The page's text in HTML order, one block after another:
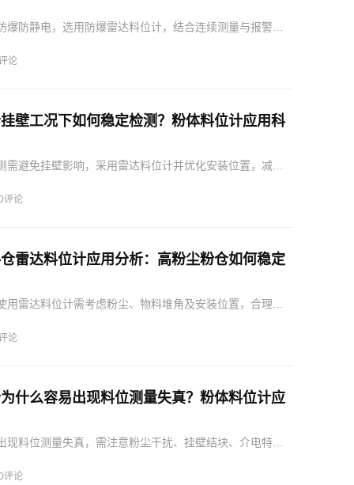
爆防静电，选用防爆雷达料位计，结合连续测量与报警保
论
壁工况下如何稳定检测？粉体料位计应用科
需避免挂壁影响，采用雷达料位计并优化安装位置，减少
评论
雷达料位计应用分析：高粉尘粉仓如何稳定
用雷达料位计需考虑粉尘、物料堆角及安装位置，合理选
论
什么容易出现料位测量失真？粉体料位计应
现料位测量失真，需注意粉尘干扰、挂壁结块、介电特性
评论